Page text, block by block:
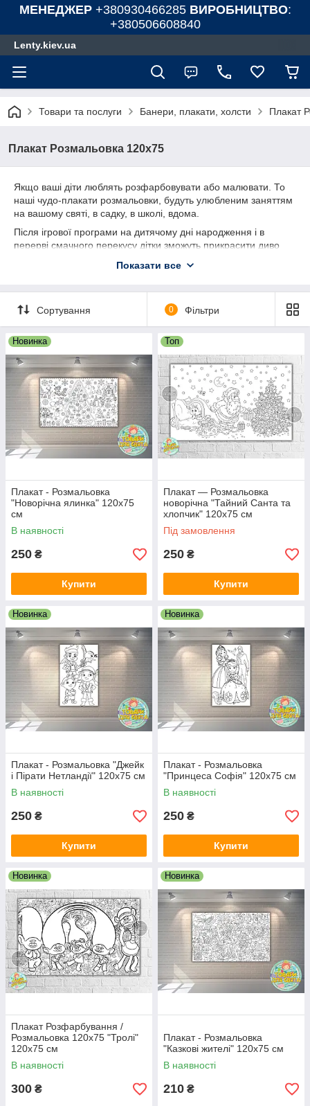
МЕНЕДЖЕР +380930466285 ВИРОБНИЦТВО:
+380506608840
Lenty.kiev.ua
Товари та послуги Банери, плакати, холсти Плакат
Плакат Розмальовка 120х75
Якщо ваші діти люблять розфарбовувати або малювати. То
наші чудо-плакати розмальовки, будуть улюбленим заняттям
на вашому святі, в садку, в школі, вдома.
Після ігрової програми на дитячому дні народження і в
перерві смачного перекусу дітки зможуть прикрасити диво
вечірці. Після розмальованого плаката, ви зможете заховати
кімнати вашої дитини.
Можна розфарбовувати фломастерами, кольоровими
олівцями й ручками, пастельними крейдою та фарбами і
призначене для дітей від 2,5 років.
В чому особливість:
Велика розмальовка розвиває фантазію і привчає до
посидючості заради результату;
Щільна плакатна крейдований папір;
Відмінний спосіб провести час разом з усією
родиною;
Розмір М: 30 х 90 см ціна 80 грн до 5-ти діток
Матеріал: офсетний папір щільністю 150 г/м2
Упаковка: тубус-коробка або пакет
Виробник: Власне виробництво
Показати все
Сортування 0 Фільтри
Новинка
Плакат - Розмальовка
"Новорічна ялинка" 120х75
см
В наявності
250 ₴
Купити
Топ
Плакат — Розмальовка
новорічна "Тайний Санта та
хлопчик" 120х75 см
Під замовлення
250 ₴
Купити
Новинка
Плакат - Розмальовка "Джейк
і Пірати Нетландії" 120х75 см
В наявності
250 ₴
Купити
Новинка
Плакат - Розмальовка
"Принцеса Софія" 120х75 см
В наявності
250 ₴
Купити
Новинка
Плакат Розфарбування /
Розмальовка 120х75 "Тролі"
120х75 см
В наявності
300 ₴
Новинка
Плакат - Розмальовка
"Казкові жителі" 120х75 см
В наявності
210 ₴